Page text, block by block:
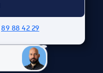
Dansk
89 88 42 29